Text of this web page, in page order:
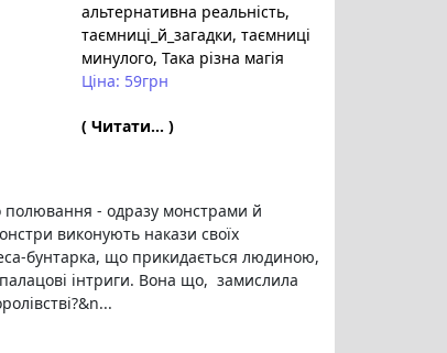
альтернативна реальність,
таємниці_й_загадки, таємниці
минулого, Така різна магія
Ціна: 59грн
( Читати... )
- одразу монстрами й
виконують накази своїх
бунтарка, що прикидається людиною,
інтриги. Вона що, замислила